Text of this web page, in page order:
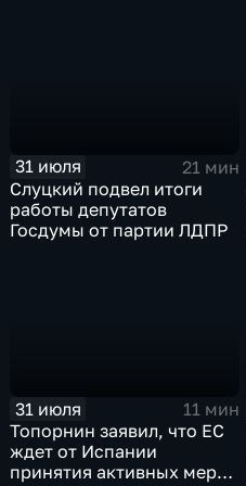
31 июля
21 мин
Слуцкий подвел итоги
работы депутатов
Госдумы от партии ЛДПР
31 июля
11 мин
Топорнин заявил, что ЕС
ждет от Испании
принятия активных мер